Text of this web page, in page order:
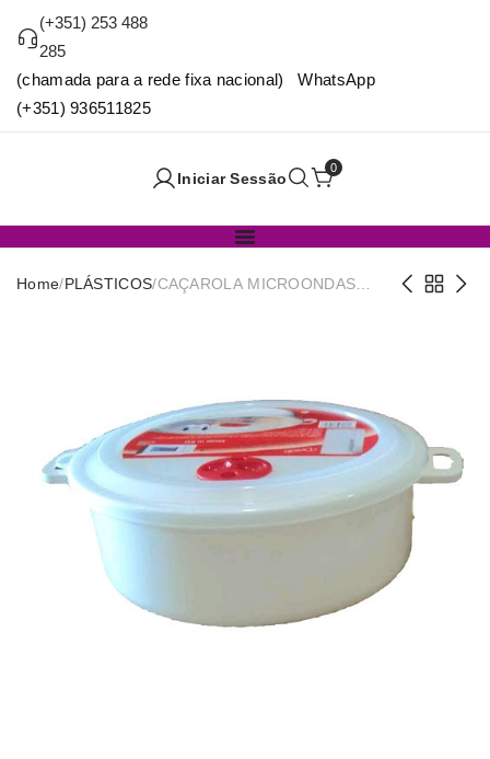
(+351) 253 488
285
(chamada para a rede fixa nacional) WhatsApp
(+351) 936511825
Iniciar Sessão
0
Home/PLÁSTICOS/CAÇAROLA MICROONDAS